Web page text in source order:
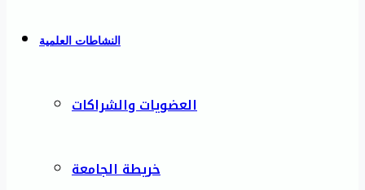
النشاطات العلمية
العضويات والشراكات
خريطة الجامعة